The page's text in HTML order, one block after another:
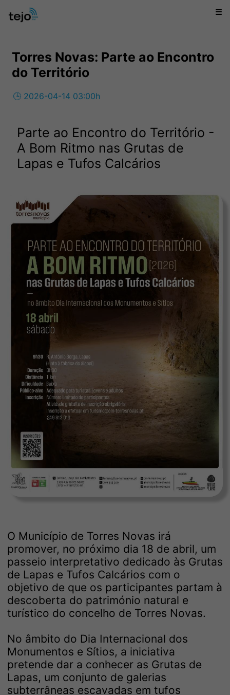
☰
Torres Novas: Parte ao Encontro
do Território
🕒 2026-04-14 03:00h
Parte ao Encontro do Território -
A Bom Ritmo nas Grutas de
Lapas e Tufos Calcários
O Município de Torres Novas irá
promover, no próximo dia 18 de abril, um
passeio interpretativo dedicado às Grutas
de Lapas e Tufos Calcários com o
objetivo de que os participantes partam à
descoberta do património natural e
turístico do concelho de Torres Novas.
No âmbito do Dia Internacional dos
Monumentos e Sítios, a iniciativa
pretende dar a conhecer as Grutas de
Lapas, um conjunto de galerias
subterrâneas escavadas em tufos